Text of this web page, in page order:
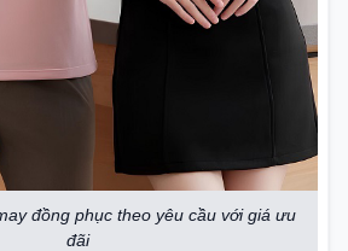
đồng phục theo yêu cầu với giá ưu
đãi